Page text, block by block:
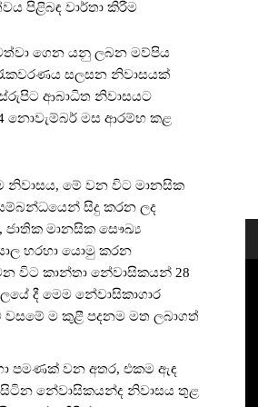
පිළිබඳ වාර්තා කිරීම
ගෙන යනු ලබන මව්පිය
සලසන නිවාසයක්
ආබාධිත නිවාසයට
නොවැම්බර් මස ආරම්භ කළ
නිවාසය, මේ වන විට මානසික
සිදු කරන ලද
ජාතික මානසික සෞඛ්‍ය
හරහා යොමු කරන
විට කාන්තා නේවාසිකයන් 28
දී මෙම නේවාසිකාගාර
වසමේ ම කුළී පදනම මත ලබාගත්
පමණක් වන අතර, එකම ඇඳ
නේවාසිකයන්ද නිවාසය තුළ